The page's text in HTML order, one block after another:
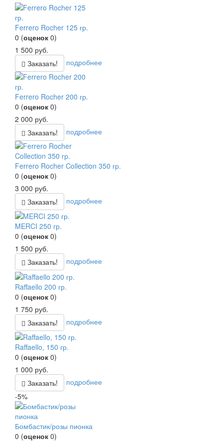
Ferrero Rocher 125 гр.
0 (оценок 0)
1 500 руб.
Заказать!
подробнее
Ferrero Rocher 200 гр.
0 (оценок 0)
2 000 руб.
Заказать!
подробнее
Ferrero Rocher Collection 350 гр.
0 (оценок 0)
3 000 руб.
Заказать!
подробнее
MERCI 250 гр.
0 (оценок 0)
1 500 руб.
Заказать!
подробнее
Raffaello 200 гр.
0 (оценок 0)
1 750 руб.
Заказать!
подробнее
Raffaello, 150 гр.
0 (оценок 0)
1 000 руб.
Заказать!
подробнее
-5%
Бомбастик/розы пионка
0 (оценок 0)